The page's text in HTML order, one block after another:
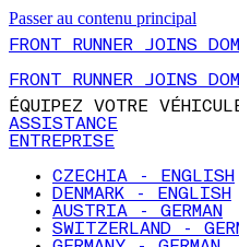
Passer au contenu principal
FRONT RUNNER JOINS
FRONT RUNNER JOINS
ÉQUIPEZ VOTRE
ASSISTANCE
ENTREPRISE
CZECHIA - ENGLISH
DENMARK - ENGLISH
AUSTRIA - GERMAN
SWITZERLAND -